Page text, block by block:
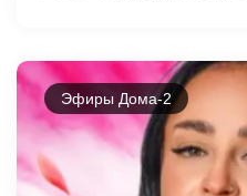
Эфиры Дома-2